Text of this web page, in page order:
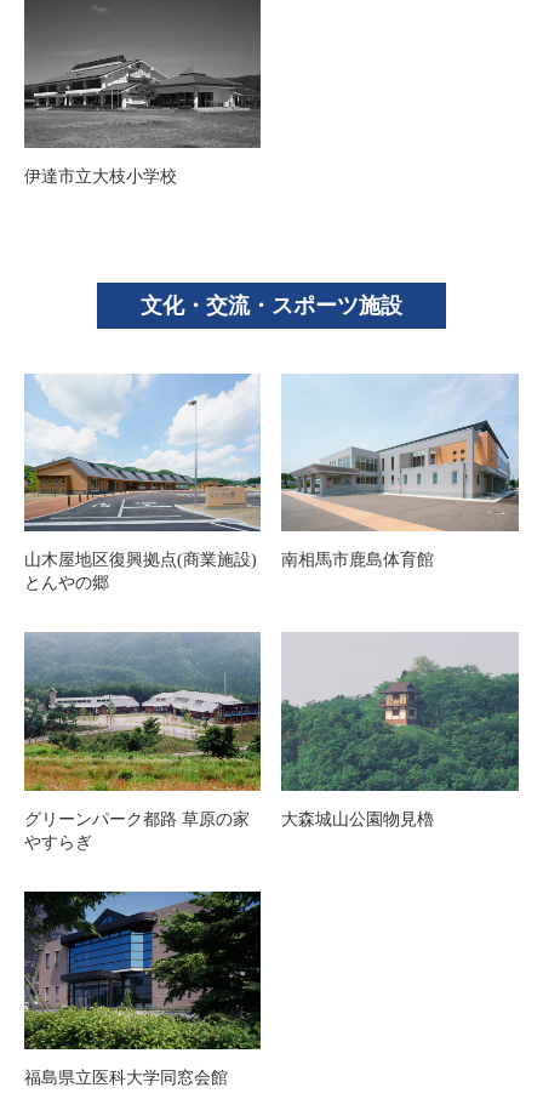
伊達市立大枝小学校
文化・交流・スポーツ施設
山木屋地区復興拠点(商業施設)
とんやの郷
南相馬市鹿島体育館
グリーンパーク都路 草原の家
やすらぎ
大森城山公園物見櫓
福島県立医科大学同窓会館